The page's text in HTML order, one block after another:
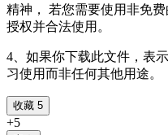
精神， 若您需要使用非免
授权并合法使用。
4、如果你下载此文件，表
习使用而非任何其他用途。
收藏 5
+5